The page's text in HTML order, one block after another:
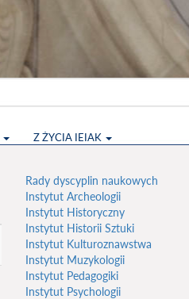
Z ŻYCIA IEIAK
Rady dyscyplin naukowych
Instytut Archeologii
Instytut Historyczny
Instytut Historii Sztuki
Instytut Kulturoznawstwa
Instytut Muzykologii
Instytut Pedagogiki
Instytut Psychologii